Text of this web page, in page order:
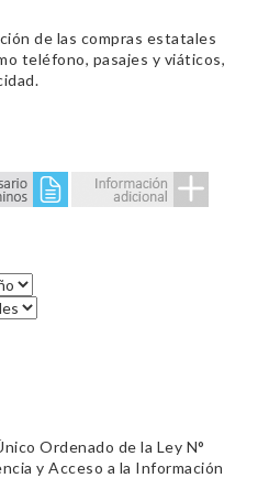
de las compras estatales
teléfono, pasajes y viáticos,
Ordenado de la Ley N°
y Acceso a la Información